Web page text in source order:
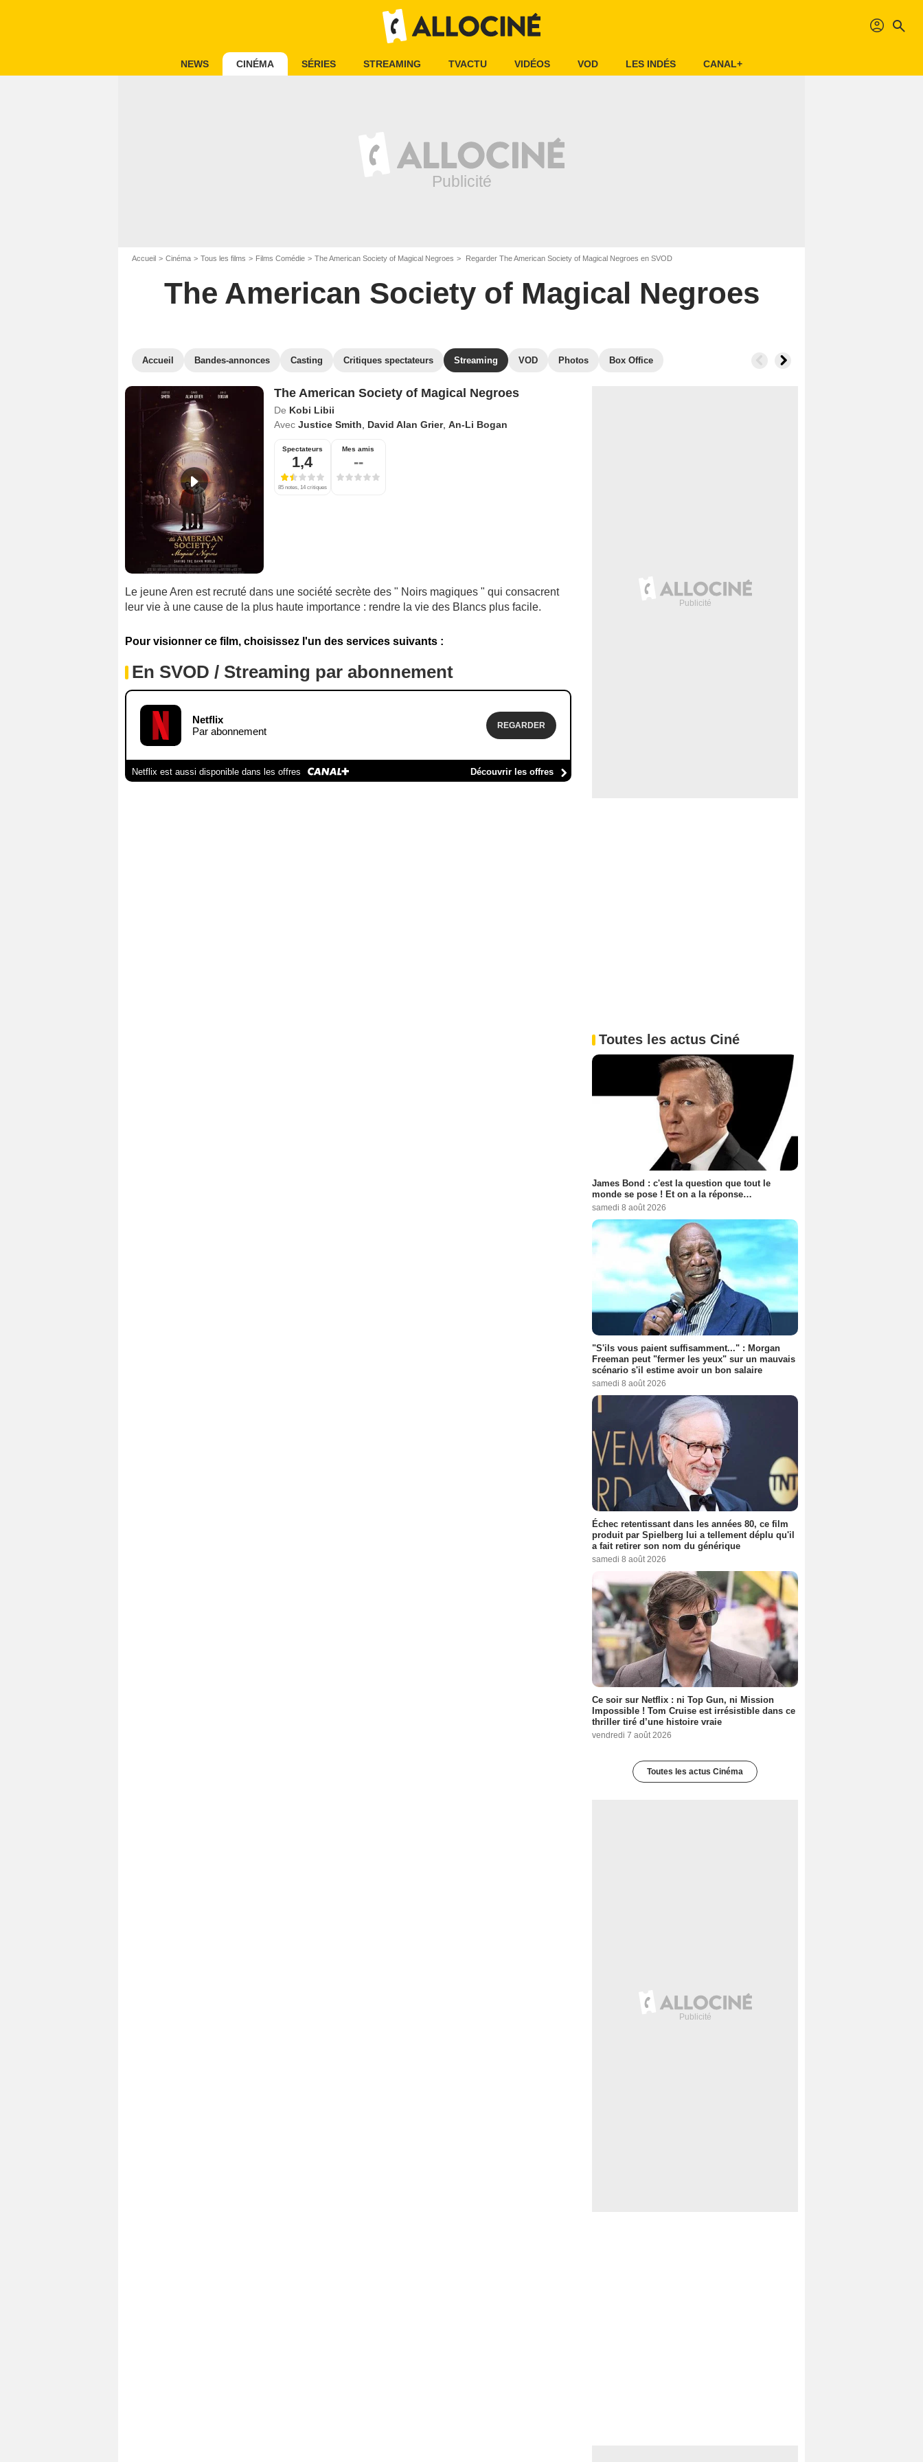
profil search
NEWS CINÉMA SÉRIES STREAMING TVACTU VIDÉOS VOD LES INDÉS CANAL+
Accueil Cinéma Tous les films Films Comédie The American Society of Magical Negroes Regarder The American Society of Magical Negroes en SVOD
The American Society of Magical Negroes
Accueil Bandes-annonces Casting Critiques spectateurs Streaming VOD Photos Box Office
The American Society of Magical Negroes
De Kobi Libii
Avec Justice Smith David Alan Grier, An-Li Bogan
Spectateurs
1,4
85 notes, 14 critiques
Mes amis
--
Le jeune Aren est recruté dans une société secrète des " Noirs magiques " qui consacrent
leur vie à une cause de la plus haute importance : rendre la vie des Blancs plus facile.
Pour visionner ce film, choisissez l'un des services suivants :
En SVOD / Streaming par abonnement
Netflix
Par abonnement
REGARDER
Netflix est aussi disponible dans les offres Découvrir les offres
Toutes les actus Ciné
James Bond : c'est la question que tout le
monde se pose ! Et on a la réponse…
samedi 8 août 2026
"S'ils vous paient suffisamment..." : Morgan
Freeman peut "fermer les yeux" sur un mauvais
scénario s'il estime avoir un bon salaire
samedi 8 août 2026
Échec retentissant dans les années 80, ce film
produit par Spielberg lui a tellement déplu qu'il
a fait retirer son nom du générique
samedi 8 août 2026
Ce soir sur Netflix : ni Top Gun, ni Mission
Impossible ! Tom Cruise est irrésistible dans ce
thriller tiré d’une histoire vraie
vendredi 7 août 2026
Toutes les actus Cinéma